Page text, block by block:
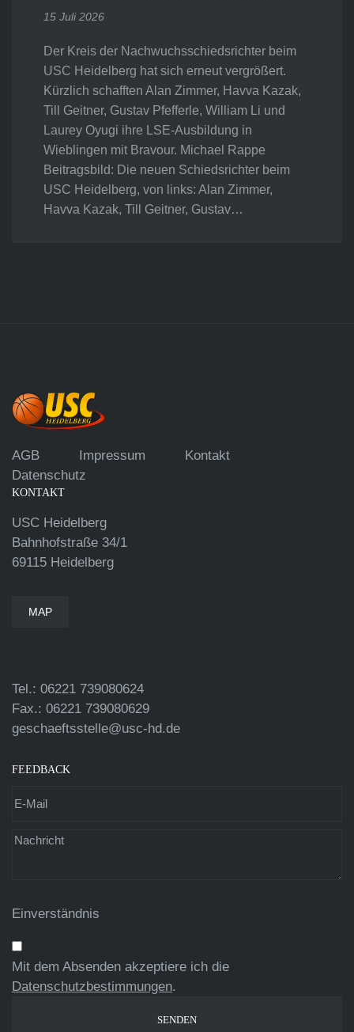
15 Juli 2026
Der Kreis der Nachwuchsschiedsrichter beim
USC Heidelberg hat sich erneut vergrößert.
Kürzlich schafften Alan Zimmer, Havva Kazak,
Till Geitner, Gustav Pfefferle, William Li und
Laurey Oyugi ihre LSE-Ausbildung in
Wieblingen mit Bravour. Michael Rappe
Beitragsbild: Die neuen Schiedsrichter beim
USC Heidelberg, von links: Alan Zimmer,
Havva Kazak, Till Geitner, Gustav…
AGB Impressum
Kontakt
Datenschutz
KONTAKT
USC Heidelberg
Bahnhofstraße 34/1
69115 Heidelberg
MAP
Tel.: 06221 739080624
Fax.: 06221 739080629
geschaeftsstelle@usc-hd.de
FEEDBACK
Einverständnis
Mit dem Absenden akzeptiere ich die
Datenschutzbestimmungen.